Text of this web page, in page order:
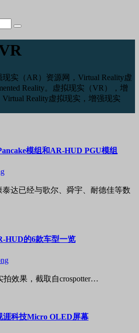
实（AR）资源网，Virtual Reality虚
Reality。虚拟现实（VR），增
Reality虚拟现实，增强现实
模组和AR-HUD PGU模组
达已经与歌尔、舜宇、耐德佳等数
HUD的6款车型一览
效果，截取自crospotter…
涯科技Micro OLED屏幕